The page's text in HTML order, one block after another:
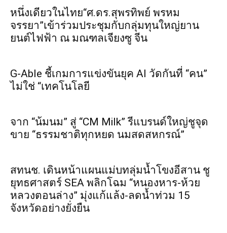
หนึ่งเดียวในไทย“ศ.ดร.สุพรทิพย์ พรหม
จรรยา”เข้าร่วมประชุมกับกลุ่มทุนใหญ่ยาน
ยนต์ไฟฟ้า ณ มณฑลเจียงซู จีน
G-Able ชี้เกมการแข่งขันยุค AI วัดกันที่ “คน”
ไม่ใช่ “เทคโนโลยี
จาก “น้มนม” สู่ “CM Milk” รีแบรนด์ใหญ่ชูจุด
ขาย “ธรรมชาติทุกหยด นมสดสหกรณ์”
สทนช. เดินหน้าแผนแม่บทลุ่มน้ำโขงอีสาน ชู
ยุทธศาสตร์ SEA พลิกโฉม “หนองหาร-ห้วย
หลวงตอนล่าง” มุ่งแก้แล้ง-ลดน้ำท่วม 15
จังหวัดอย่างยั่งยืน